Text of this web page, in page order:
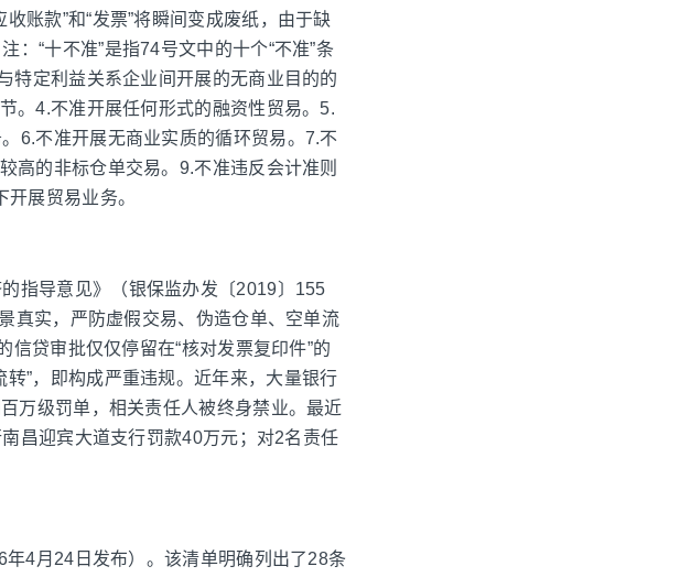
账款”和“发票”将瞬间变成废纸，由于缺
：“十不准”是指74号文中的十个“不准”条
特定利益关系企业间开展的无商业目的的
。4.不准开展任何形式的融资性贸易。5.
6.不准开展无商业实质的循环贸易。7.不
高的非标仓单交易。9.不准违反会计准则
展贸易业务。
指导意见》（银保监办发〔2019〕155
真实，严防虚假交易、伪造仓单、空单流
信贷审批仅仅停留在“核对发票复印件”的
”，即构成严重违规。近年来，大量银行
万级罚单，相关责任人被终身禁业。最近
昌迎宾大道支行罚款40万元；对2名责任
4月24日发布）。该清单明确列出了28条